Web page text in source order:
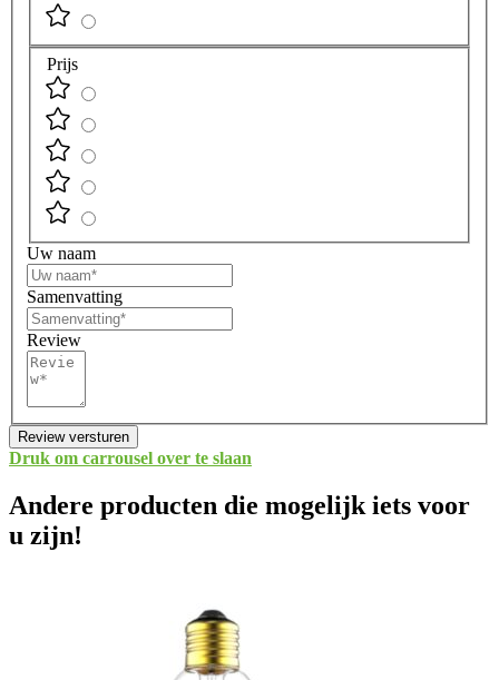
Prijs
Uw naam
Samenvatting
Review
Review versturen
Druk om carrousel over te slaan
Andere producten die mogelijk iets voor
u zijn!